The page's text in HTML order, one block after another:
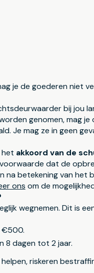
je de goederen niet
bij jou
genomen, mag
Je mag ze in geen
het akkoord van de
dat de
na betekening van het
ons om de
wegnemen. Dit is
€500.
8 dagen tot 2 jaar.
riskeren